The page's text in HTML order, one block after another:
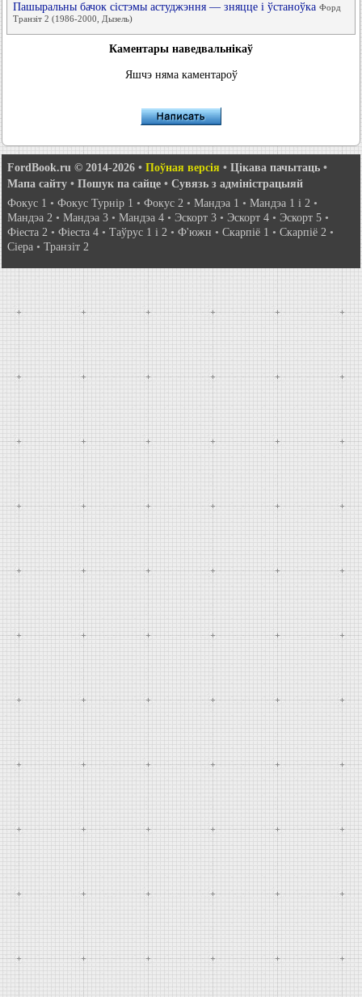
Пашыральны бачок сістэмы астуджэння — зняцце і ўстаноўка Форд
Транзіт 2 (1986-2000, Дызель)
Каментары наведвальнікаў
Яшчэ няма каментароў
FordBook.ru © 2014-2026 • Поўная версія • Цікава пачытаць •
Мапа сайту • Пошук па сайце • Сувязь з адміністрацыяй
Фокус 1 • Фокус Турнір 1 • Фокус 2 • Мандэа 1 • Мандэа 1 і 2 •
Мандэа 2 • Мандэа 3 • Мандэа 4 • Эскорт 3 • Эскорт 4 • Эскорт 5 •
Фіеста 2 • Фіеста 4 • Таўрус 1 і 2 • Ф'южн • Скарпіё 1 • Скарпіё 2 •
Сіера • Транзіт 2